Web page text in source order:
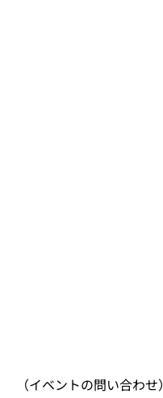
（イベントの問い合わせ）